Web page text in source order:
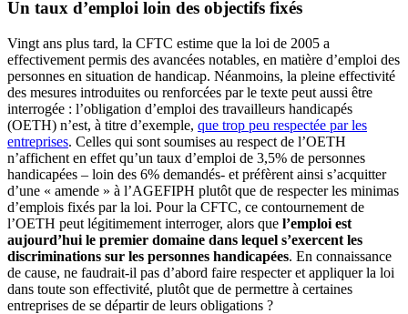
Un taux d’emploi loin des objectifs fixés
Vingt ans plus tard, la CFTC estime que la loi de 2005 a
effectivement permis des avancées notables, en matière d’emploi des
personnes en situation de handicap. Néanmoins, la pleine effectivité
des mesures introduites ou renforcées par le texte peut aussi être
interrogée : l’obligation d’emploi des travailleurs handicapés
(OETH) n’est, à titre d’exemple, que trop peu respectée par les
entreprises. Celles qui sont soumises au respect de l’OETH
n’affichent en effet qu’un taux d’emploi de 3,5% de personnes
handicapées – loin des 6% demandés- et préfèrent ainsi s’acquitter
d’une « amende » à l’AGEFIPH plutôt que de respecter les minimas
d’emplois fixés par la loi. Pour la CFTC, ce contournement de
l’OETH peut légitimement interroger, alors que l’emploi est
aujourd’hui le premier domaine dans lequel s’exercent les
discriminations sur les personnes handicapées. En connaissance
de cause, ne faudrait-il pas d’abord faire respecter et appliquer la loi
dans toute son effectivité, plutôt que de permettre à certaines
entreprises de se départir de leurs obligations ?